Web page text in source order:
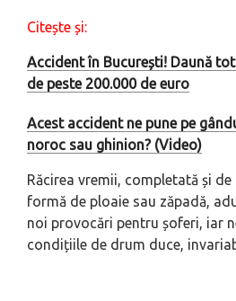
Citește și:
Accident în București! Daună
de peste 200.000 de euro
Acest accident ne pune pe
noroc sau ghinion? (Video)
Răcirea vremii, completată și
formă de ploaie sau zăpadă,
noi provocări pentru șoferi, iar
condițiile de drum duce,